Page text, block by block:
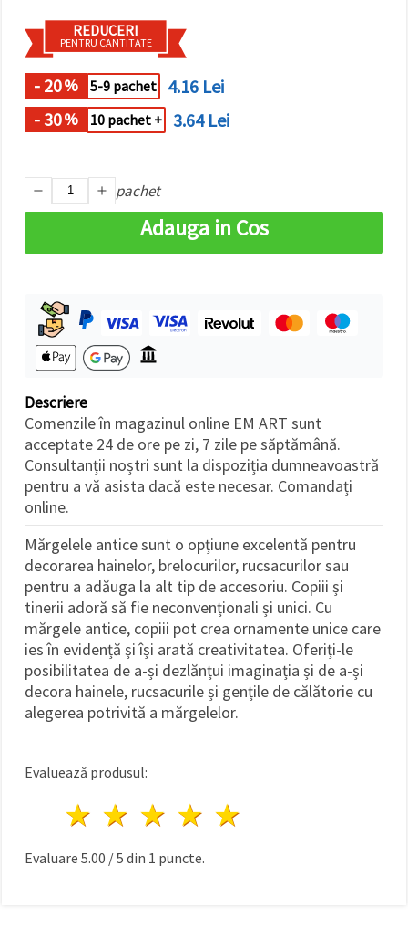
preferințele
în setări
selectând
un tip de
cookie -uri
dat și
făcând clic
pe butonul
Аcceptati
toate!
REDUCERI
PENTRU CANTITATE
- 20% 5-9 pachet
4.16 Lei
- 30% 10 pachet + 3.64 Lei
pachet
Adauga in Cos
Descriere
Comenzile în magazinul online EM ART sunt
acceptate 24 de ore pe zi, 7 zile pe săptămână.
Consultanții noștri sunt la dispoziția dumneavoastră
pentru a vă asista dacă este necesar. Comandați
online.
Mărgelele antice sunt o opțiune excelentă pentru
decorarea hainelor, brelocurilor, rucsacurilor sau
pentru a adăuga la alt tip de accesoriu. Copiii și
tinerii adoră să fie neconvenționali și unici. Cu
mărgele antice, copiii pot crea ornamente unice care
ies în evidență și își arată creativitatea. Oferiți-le
posibilitatea de a-și dezlănțui imaginația și de a-și
decora hainele, rucsacurile și gențile de călătorie cu
alegerea potrivită a mărgelelor.
Evaluează produsul:
4 stele
3 stele
2 stele
1 stea
Evaluare 5.00 /5 din 1 puncte.